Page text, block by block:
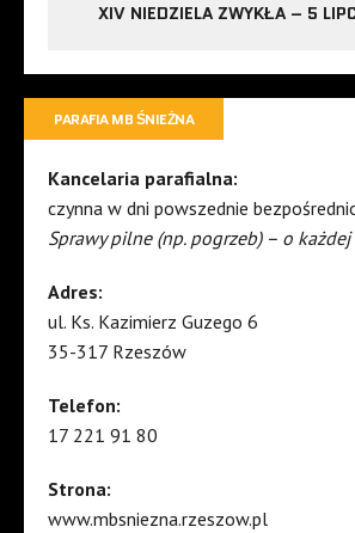
XIV NIEDZIELA ZWYKŁA – 5
PARAFIA MB ŚNIEŻNA
Kancelaria parafialna:
czynna w dni powszednie
Sprawy pilne (np. pogrzeb) – o każdej
Adres:
ul. Ks. Kazimierz Guzego 6
35-317 Rzeszów
Telefon:
17 221 91 80
Strona:
www.mbsniezna.rzeszow.pl